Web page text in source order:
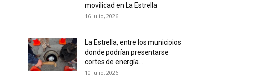
movilidad en La Estrella
16 julio, 2026
La Estrella, entre los municipios
donde podrían presentarse
cortes de energía...
10 julio, 2026